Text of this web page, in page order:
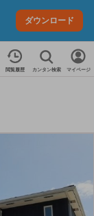
ダウンロード
閲覧履歴 カンタン検索 マイページ